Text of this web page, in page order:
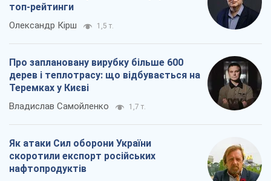
топ-рейтинги
Олександр Кірш 1,5 т.
Про заплановану вирубку більше 600
дерев і теплотрасу: що відбувається на
Теремках у Києві
Владислав Самойленко 1,7 т.
Як атаки Сил оборони України
скоротили експорт російських
нафтопродуктів